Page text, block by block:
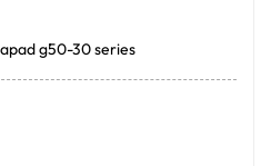
g50-30 series